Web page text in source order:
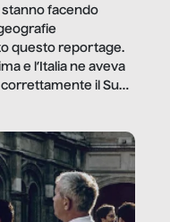
stanno facendo
questo reportage.
e l’Italia ne aveva
il Sud